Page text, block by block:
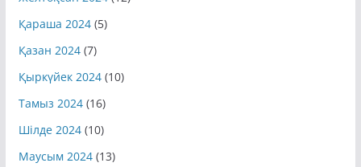
Қараша 2024(5)
Қазан 2024(7)
Қыркүйек 2024(10)
Тамыз 2024(16)
Шілде 2024(10)
Маусым 2024(13)